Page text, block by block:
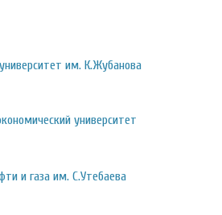
им. К.Жубанова
университет
и газа им. С.Утебаева